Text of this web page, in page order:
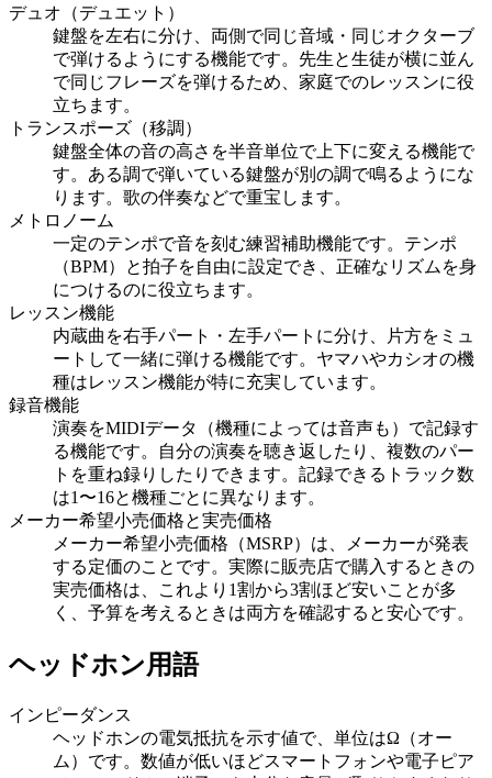
デュオ（デュエット）
鍵盤を左右に分け、両側で同じ音域・同じオクターブ
で弾けるようにする機能です。先生と生徒が横に並ん
で同じフレーズを弾けるため、家庭でのレッスンに役
立ちます。
トランスポーズ（移調）
鍵盤全体の音の高さを半音単位で上下に変える機能で
す。ある調で弾いている鍵盤が別の調で鳴るようにな
ります。歌の伴奏などで重宝します。
メトロノーム
一定のテンポで音を刻む練習補助機能です。テンポ
（BPM）と拍子を自由に設定でき、正確なリズムを身
につけるのに役立ちます。
レッスン機能
内蔵曲を右手パート・左手パートに分け、片方をミュ
ートして一緒に弾ける機能です。ヤマハやカシオの機
種はレッスン機能が特に充実しています。
録音機能
演奏をMIDIデータ（機種によっては音声も）で記録す
る機能です。自分の演奏を聴き返したり、複数のパー
トを重ね録りしたりできます。記録できるトラック数
は1〜16と機種ごとに異なります。
メーカー希望小売価格と実売価格
メーカー希望小売価格（MSRP）は、メーカーが発表
する定価のことです。実際に販売店で購入するときの
実売価格は、これより1割から3割ほど安いことが多
く、予算を考えるときは両方を確認すると安心です。
ヘッドホン用語
インピーダンス
ヘッドホンの電気抵抗を示す値で、単位はΩ（オー
ム）です。数値が低いほどスマートフォンや電子ピア